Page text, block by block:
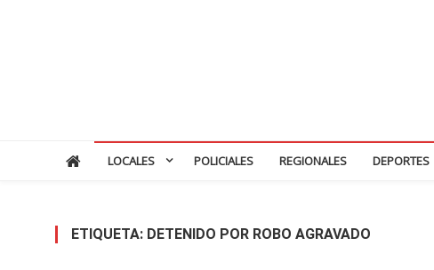
LOCALES POLICIALES REGIONALES DEPORTES
ETIQUETA: DETENIDO POR ROBO AGRAVADO